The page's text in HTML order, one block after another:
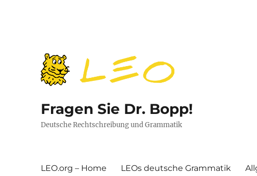
Fragen Sie Dr. Bopp!
Deutsche Rechtschreibung und Grammatik
LEO.org – Home LEOs deutsche Grammatik